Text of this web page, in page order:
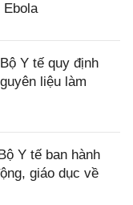
Ebola
Y tế quy định
liệu làm
Y tế ban hành
giáo dục về